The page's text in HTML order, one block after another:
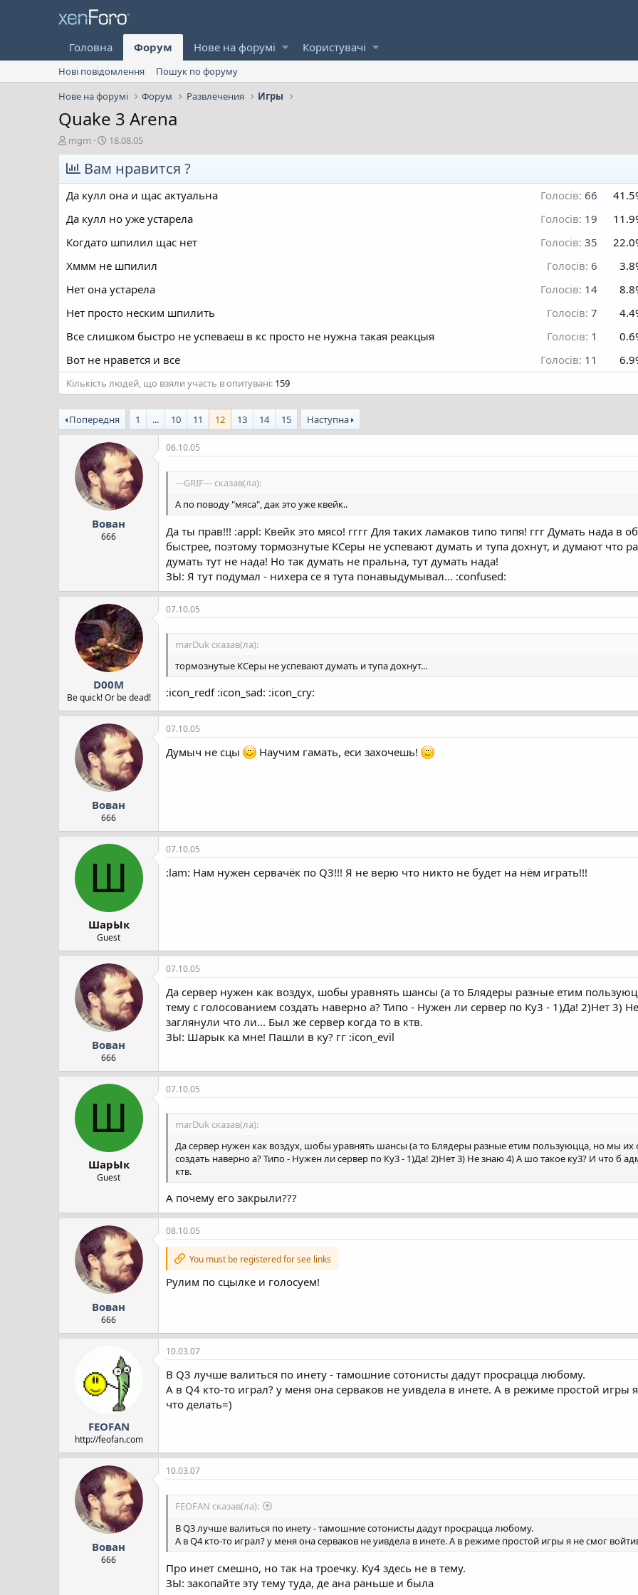
Головна Форум Нове на форумі Користувачі
Нові повідомлення
Пошук по форуму
Нове на форумі
Форум Развлечения Игры
Quake 3 Arena
А
в
т
о
р
т
е
м
и
mgm
Д
а
т
а
с
т
в
р
н
я
18.08.05
Вам нравится ?
Да кулл она и щас актуальна Голосів: 66
Да кулл но уже устарела
Голосів: 19
Когдато шпилил щас нет
Голосів: 35
Хммм не шпилил
Голосів: 6
Нет она устарела
Голосів: 14
Нет просто неским шпилить
Голосів: 7
Все слишком быстро не успеваеш в кс просто не нужна такая реакцыя
Голосів: 1
Вот не нравется и все
Голосів: 11
Кількість людей, що взяли участь в опитувані 159
Попередня 1 ... 10 11 12 13 14 15 Наступна
Вован
666
06.10.05
---GRIF--- сказав(ла):
А по поводу "мяса", дак это уже квейк..
Да ты прав!!! :appl: Квейк это мясо! гггг Для таких ламаков типо типя! ггг Думать нада в
быстрее, поэтому тормознутые КСеры не успевают думать и тупа дохнут, и думают что
думать тут не нада! Но так думать не пральна, тут думать нада!
ЗЫ: Я тут подумал - нихера се я тута понавыдумывал... :confused:
D00M
Be quick! Or be dead!
07.10.05
marDuk сказав(ла):
тормознутые КСеры не успевают думать и тупа дохнут...
:icon_redf :icon_sad: :icon_cry:
Вован
666
07.10.05
Думыч не сцы Научим гамать, еси захочешь!
Ш
ШарЫк
Guest
07.10.05
:lam: Нам нужен сервачёк по Q3!!! Я не верю что никто не будет на нём играть!!!
Вован
666
07.10.05
Да сервер нужен как воздух, шобы уравнять шансы (а то Блядеры разные етим
тему с голосованием создать наверно а? Типо - Нужен ли сервер по Ку3 - 1)Да! 2)Нет 3)
заглянули что ли... Был же сервер когда то в ктв.
ЗЫ: Шарык ка мне! Пашли в ку? гг :icon_evil
Ш
ШарЫк
Guest
07.10.05
marDuk сказав(ла):
Да сервер нужен как воздух, шобы уравнять шансы (а то Блядеры разные етим пользуюцца, но мы их
создать наверно а? Типо - Нужен ли сервер по Ку3 - 1)Да! 2)Нет 3) Не знаю 4) А шо такое ку3? И что б
ктв.
А почему его закрыли???
Вован
666
08.10.05
You must be registered for see links
Рулим по сцылке и голосуем!
FEOFAN
http://feofan.com
10.03.07
В Q3 лучше валиться по инету - тамошние сотонисты дадут просрацца любому.
А в Q4 кто-то играл? у меня она серваков не уивдела в инете. А в режиме простой
что делать=)
Вован
666
10.03.07
FEOFAN сказав(ла):
В Q3 лучше валиться по инету - тамошние сотонисты дадут просрацца любому.
А в Q4 кто-то играл? у меня она серваков не уивдела в инете. А в режиме простой игры я не смог
Про инет смешно, но так на троечку. Ку4 здесь не в тему.
ЗЫ: закопайте эту тему туда, де ана раньше и была